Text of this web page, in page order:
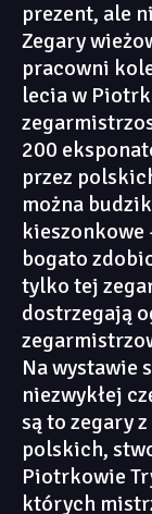
prezent, ale
Zegary
pracowni
lecia w
200
przez
można
kieszonkowe
bogato
tylko tej
dostrzegają
Na wystawie
niezwykłej
są to zegary
polskich,
Piotrkowie
których